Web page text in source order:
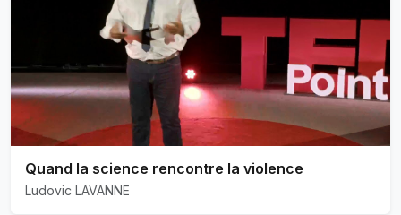
Quand la science rencontre la violence
Ludovic LAVANNE